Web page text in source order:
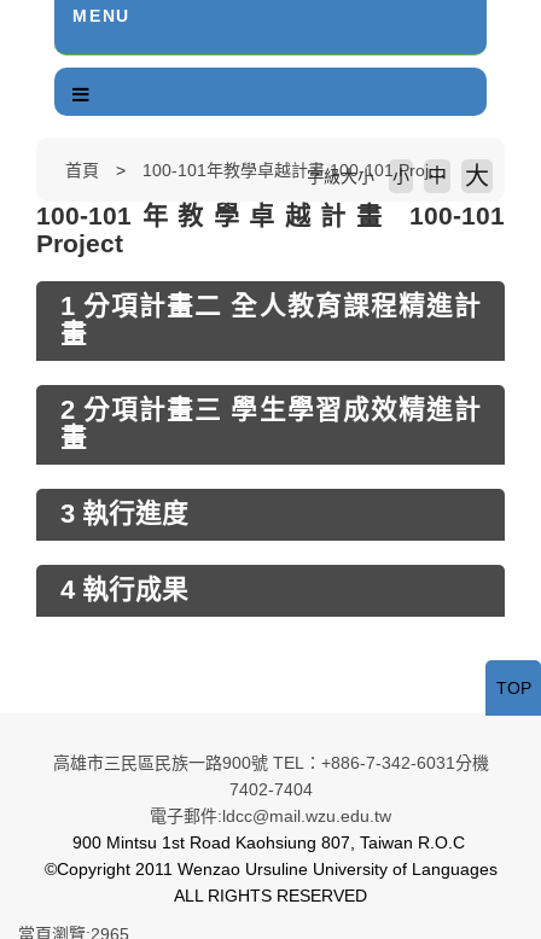
MENU
首頁 100-101年教學卓越計畫 100-101 Project
字級大小 小 中 大
100-101年教學卓越計畫 100-101
Project
1 分項計畫二 全人教育課程精進計
畫
2 分項計畫三 學生學習成效精進計
畫
3 執行進度
4 執行成果
高雄市三民區民族一路900號 TEL：+886-7-342-6031分機
7402-7404
電子郵件:ldcc@mail.wzu.edu.tw
900 Mintsu 1st Road Kaohsiung 807, Taiwan R.O.C
©Copyright 2011 Wenzao Ursuline University of Languages
ALL RIGHTS RESERVED
當頁瀏覽:2965
TOP